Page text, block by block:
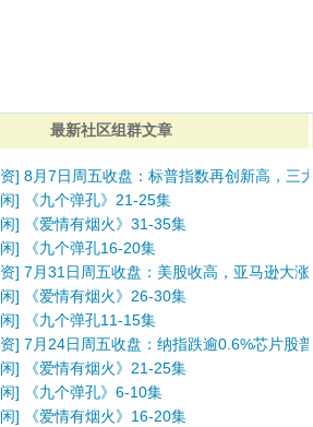
最新社区组群文章
] 8月7日周五收盘：标普指数再创新高，三
] 《九个弹孔》21-25集
] 《爱情有烟火》31-35集
] 《九个弹孔16-20集
] 7月31日周五收盘：美股收高，亚马逊大
] 《爱情有烟火》26-30集
] 《九个弹孔11-15集
] 7月24日周五收盘：纳指跌逾0.6%芯片股
] 《爱情有烟火》21-25集
] 《九个弹孔》6-10集
] 《爱情有烟火》16-20集